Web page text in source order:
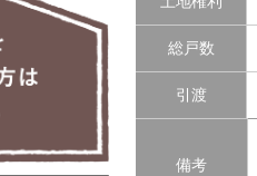
総戸数
引渡
備考